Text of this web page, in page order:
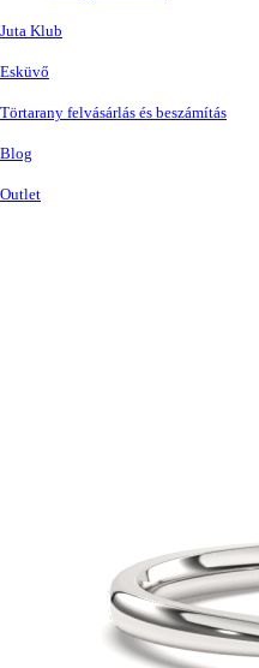
Juta Klub
Esküvő
Törtarany felvásárlás és beszámítás
Blog
Outlet